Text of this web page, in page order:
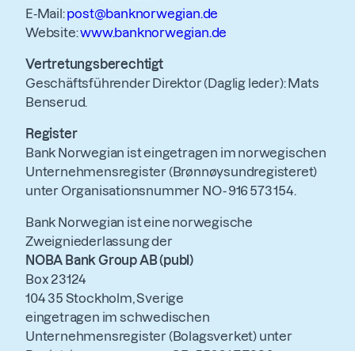
E‑Mail:post@banknorwegian.de
Website:www.banknorwegian.de
Vertretungsberechtigt
Geschäftsführender Direktor (Daglig leder): Mats
Benserud.
Register
Bank Norwegian ist eingetragen im norwegischen
Unternehmensregister (Brønnøysundregisteret)
unter Organisationsnummer NO - 916 573 154.
Bank Norwegian ist eine norwegische
Zweigniederlassung der
NOBA Bank Group AB (publ)
Box 23124
104 35 Stockholm, Sverige
eingetragen im schwedischen
Unternehmensregister (Bolagsverket) unter